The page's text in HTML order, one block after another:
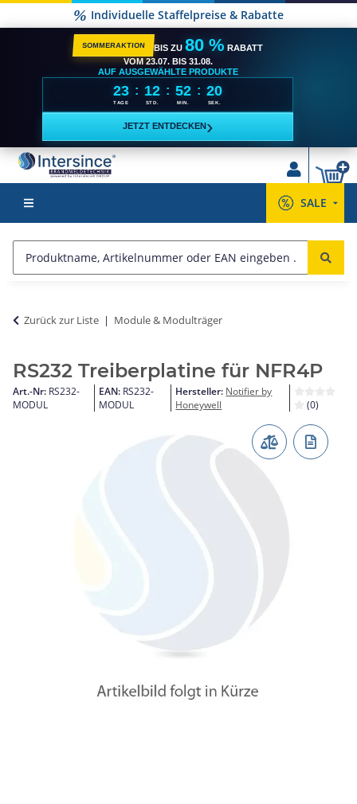
Individuelle Staffelpreise & Rabatte
SOMMERAKTION BIS ZU 80 % RABATT
VOM 23.07. BIS 31.08.
AUF AUSGEWÄHLTE PRODUKTE
23
TAGE
: 12
STD.
: 52
MIN.
: 20
SEK.
JETZT ENTDECKEN ›
SALE
Zurück zur Liste Module & Modulträger
RS232 Treiberplatine für NFR4P
Art.-Nr: RS232-
MODUL
EAN: RS232-
MODUL
Hersteller: Notifier by
Honeywell
(0)